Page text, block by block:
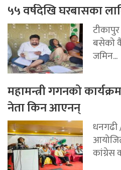
५५ वर्षदेखि घरबासका
बसेको
जमिन...
महामन्त्री गगनको
नेता किन आएनन्
धनगढी
कांग्रेस